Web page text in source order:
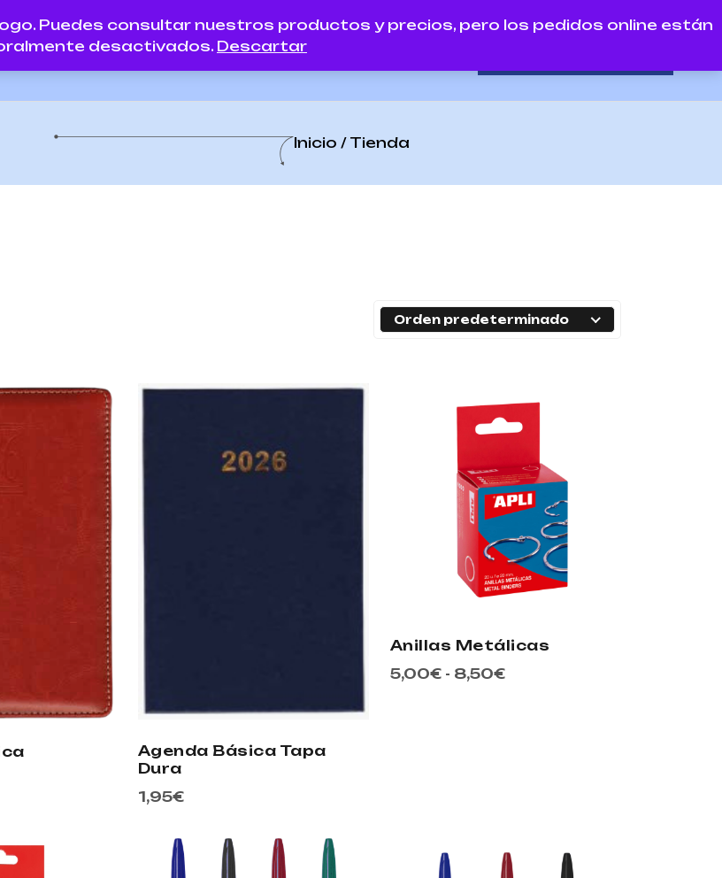
Puedes consultar nuestros productos y precios, pero los pedidos online están
desactivados. Descartar
Imprimir & Encuadernar Papelería
Inicio / Tienda
Orden predeterminado
Agenda Básica Tapa
Dura
1,95€
Anillas Metálicas
5,00€ - 8,50€